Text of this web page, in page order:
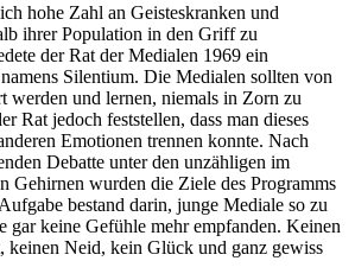
hohe Zahl an Geisteskranken und
ihrer Population in den Griff zu
der Rat der Medialen 1969 ein
Silentium. Die Medialen sollten von
werden und lernen, niemals in Zorn zu
Rat jedoch feststellen, dass man dieses
Emotionen trennen konnte. Nach
Debatte unter den unzähligen im
Gehirnen wurden die Ziele des Programms
bestand darin, junge Mediale so zu
gar keine Gefühle mehr empfanden. Keinen
keinen Neid, kein Glück und ganz gewiss